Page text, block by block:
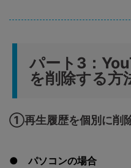
パート3：
を削除する方
①再生履歴を個別に削
● パソコンの場合